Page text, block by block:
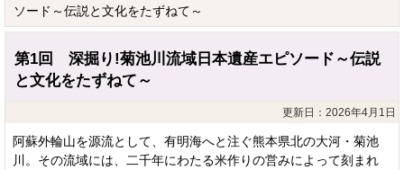
ソード～伝説と文化をたずねて～
第1回 深掘り!菊池川流域日本遺産エピソード～伝説
と文化をたずねて～
更新日：2026年4月1日
阿蘇外輪山を源流として、有明海へと注ぐ熊本県北の大河・菊池
川。その流域には、二千年にわたる米作りの営みによって刻まれ